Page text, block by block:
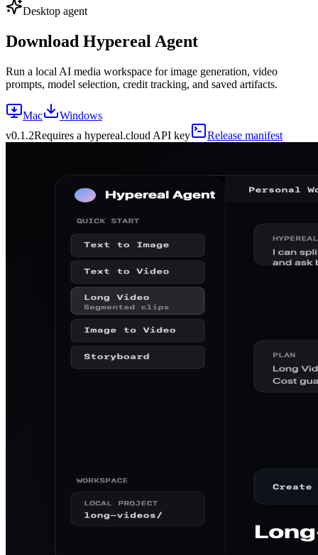
Desktop agent
Download Hypereal Agent
Run a local AI media workspace for image generation, video
prompts, model selection, credit tracking, and saved artifacts.
Mac
Windows
v0.1.2Requires a hypereal.cloud API key Release manifest